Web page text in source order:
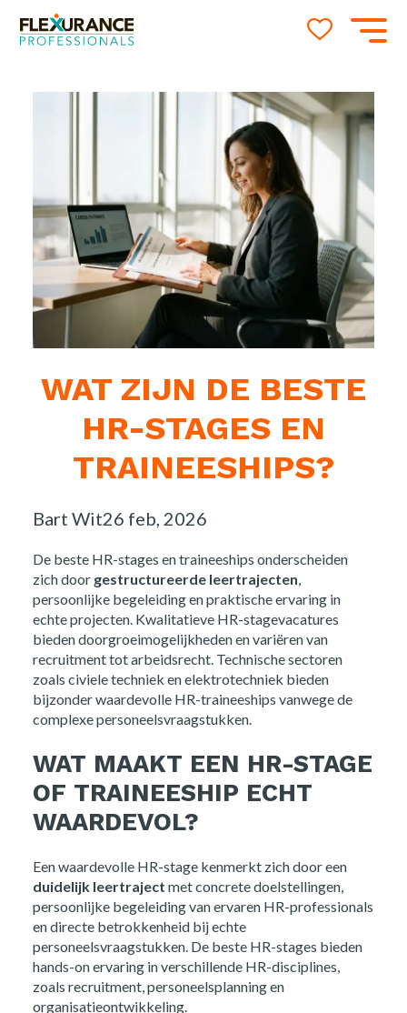
WAT ZIJN DE BESTE
HR-STAGES EN
TRAINEESHIPS?
Posted
Bart Wit26 feb, 2026
De beste HR-stages en traineeships onderscheiden
zich door gestructureerde leertrajecten,
persoonlijke begeleiding en praktische ervaring in
echte projecten. Kwalitatieve HR-stagevacatures
bieden doorgroeimogelijkheden en variëren van
recruitment tot arbeidsrecht. Technische sectoren
zoals civiele techniek en elektrotechniek bieden
bijzonder waardevolle HR-traineeships vanwege de
complexe personeelsvraagstukken.
WAT MAAKT EEN HR-STAGE
OF TRAINEESHIP ECHT
WAARDEVOL?
Een waardevolle HR-stage kenmerkt zich door een
duidelijk leertraject met concrete doelstellingen,
persoonlijke begeleiding van ervaren HR-professionals
en directe betrokkenheid bij echte
personeelsvraagstukken. De beste HR-stages bieden
hands-on ervaring in verschillende HR-disciplines,
zoals recruitment, personeelsplanning en
organisatieontwikkeling.